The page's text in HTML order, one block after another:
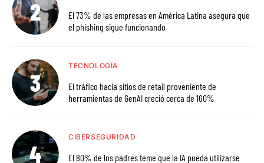
El 73% de las empresas en América Latina asegura que
el phishing sigue funcionando
TECNOLOGÍA
El tráfico hacia sitios de retail proveniente de
herramientas de GenAI creció cerca de 160%
CIBERSEGURIDAD
El 80% de los padres teme que la IA pueda utilizarse